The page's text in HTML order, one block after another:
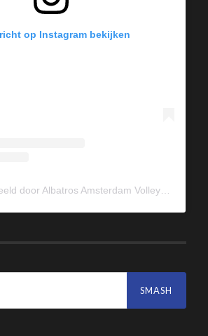
op Instagram bekijken